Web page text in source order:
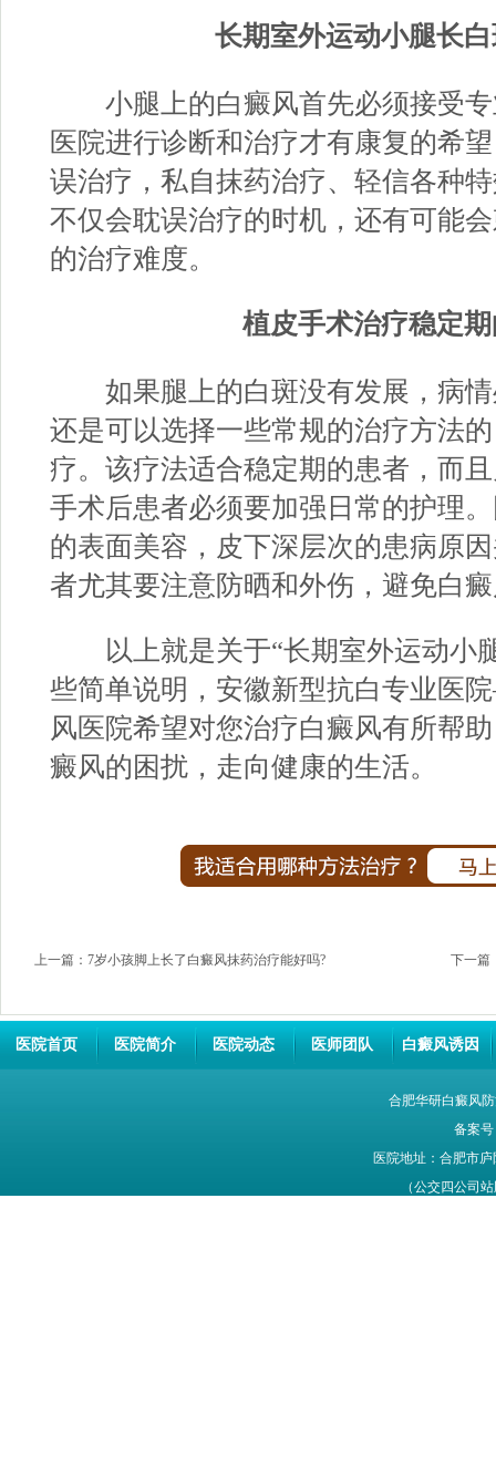
长期室外运动小腿长白
小腿上的白癜风首先必须接受专
医院进行诊断和治疗才有康复的希
误治疗，私自抹药治疗、轻信各种
不仅会耽误治疗的时机，还有可能
的治疗难度。
植皮手术治疗稳定期
如果腿上的白斑没有发展，病情
还是可以选择一些常规的治疗方法
疗。该疗法适合稳定期的患者，而
手术后患者必须要加强日常的护理
的表面美容，皮下深层次的患病原
者尤其要注意防晒和外伤，避免白
以上就是关于“长期室外运动小
些简单说明， 安徽新型抗白专业医院
风医院希望对您治疗白癜风有所帮
癜风的困扰，走向健康的生活。
上一篇： 7岁小孩脚上长了白癜风抹药治疗能好吗? 下一篇
医院首页 医院简介 医院动态 医师团队 白癜风诱因
合肥华研白癜风
备案号
医院地址：合肥市
（公交四公司